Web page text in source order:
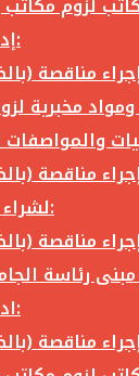
إدلب وفق الآتي:
مناقصة
مخبرية
مناقصة
لشراء وتوريد ما يلي:
مناقصة
رئاسة
ادلب وفق الآتي:
مناقصة